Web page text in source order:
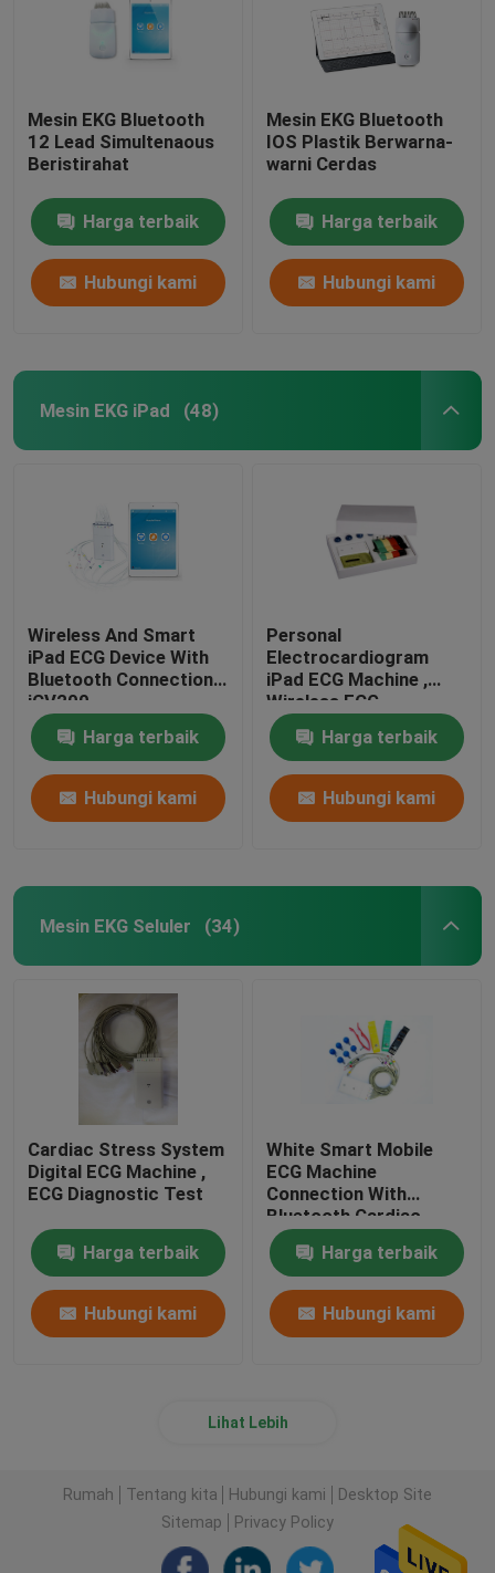
Mesin EKG Bluetooth
12 Lead Simultenaous
Beristirahat
Harga terbaik
Hubungi kami
Mesin EKG Bluetooth
IOS Plastik Berwarna-
warni Cerdas
Harga terbaik
Hubungi kami
Mesin EKG iPad (48)
Wireless And Smart
iPad ECG Device With
Bluetooth Connection
iCV200
Harga terbaik
Hubungi kami
Personal
Electrocardiogram
iPad ECG Machine ,
Wireless ECG
Monitoring
Harga terbaik
Hubungi kami
Mesin EKG Seluler (34)
Cardiac Stress System
Digital ECG Machine ,
ECG Diagnostic Test
Harga terbaik
Hubungi kami
White Smart Mobile
ECG Machine
Connection With
Bluetooth Cardiac
Device
Harga terbaik
Hubungi kami
Lihat Lebih
Rumah Tentang kita Hubungi kami
Desktop Site
Sitemap
Privacy Policy